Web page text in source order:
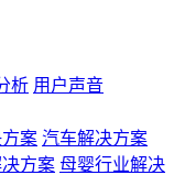
析 用户声音
案 汽车解决方案
方案 母婴行业解决